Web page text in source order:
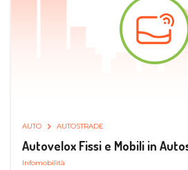
AUTO AUTOSTRADE
Autovelox Fissi e Mobili in
Infomobilità